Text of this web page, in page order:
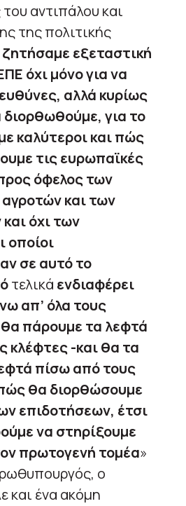
αντιπάλου και
της πολιτικής
εξεταστική
όχι μόνο για να
αλλά κυρίως
για το
καλύτεροι και πώς
τις ευρωπαϊκές
όφελος των
και των
όχι των
οποίοι
σε αυτό το
τελικά ενδιαφέρει
απ’ όλα τους
πάρουμε τα λεφτά
κλέφτες -και θα τα
πίσω από τους
θα διορθώσουμε
επιδοτήσεων, έτσι
να στηρίξουμε
πρωτογενή τομέα»
ο
και ένα ακόμη